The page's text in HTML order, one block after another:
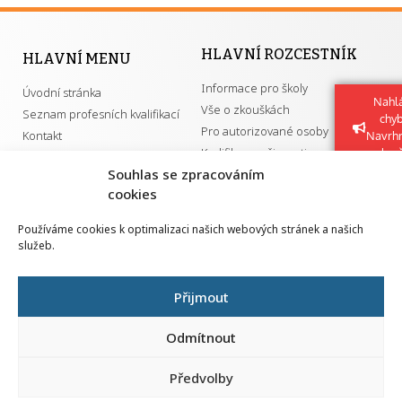
Souhlas se zpracováním
cookies
Používáme cookies k optimalizaci našich webových stránek a našich
služeb.
Přijmout
Odmítnout
Předvolby
HLAVNÍ MENU
Úvodní stránka
Seznam profesních kvalifikací
Kontakt
HLAVNÍ ROZCESTNÍK
Informace pro školy
Vše o zkouškách
Pro autorizované osoby
Kvalifikace a živnosti
GDPR
Národní pedagogický institut ČR
Senovážné náměstí 25
110 00 Praha 1